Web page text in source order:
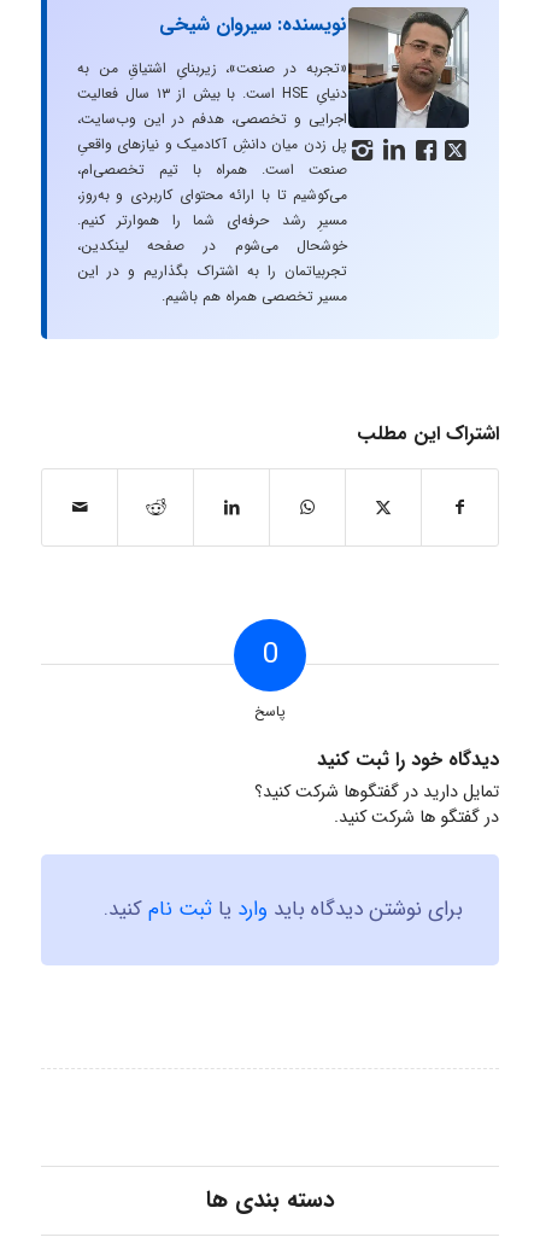
   
نویسنده: سیروان شیخی
«تجربه در صنعت»، زیربنایِ اشتیاقِ من به
دنیایِ HSE است. با بیش از ۱۳ سال فعالیت
اجرایی و تخصصی، هدفم در این وب‌سایت،
پل زدن میان دانشِ آکادمیک و نیازهای واقعیِ
صنعت است. همراه با تیم تخصصی‌ام،
می‌کوشیم تا با ارائه محتوای کاربردی و به‌روز،
مسیرِ رشد حرفه‌ای شما را هموارتر کنیم.
خوشحال می‌شوم در صفحه لینکدین،
تجربیاتمان را به اشتراک بگذاریم و در این
مسیر تخصصی همراه هم باشیم.
اشتراک این مطلب
0
پاسخ
دیدگاه خود را ثبت کنید
تمایل دارید در گفتگوها شرکت کنید؟
در گفتگو ها شرکت کنید.
برای نوشتن دیدگاه باید وارد یا ثبت نامکنید.
دسته بندی ها